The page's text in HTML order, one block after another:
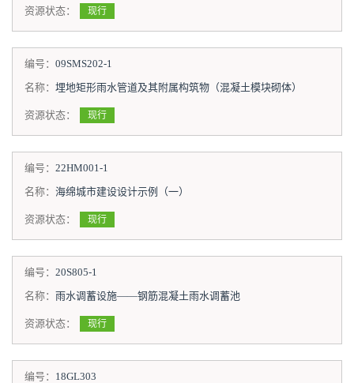
资源状态： 现行
编号： 09SMS202-1
名称： 埋地矩形雨水管道及其附属构筑物（混凝土模块砌体）
资源状态： 现行
编号： 22HM001-1
名称： 海绵城市建设设计示例（一）
资源状态： 现行
编号： 20S805-1
名称： 雨水调蓄设施——钢筋混凝土雨水调蓄池
资源状态： 现行
编号： 18GL303